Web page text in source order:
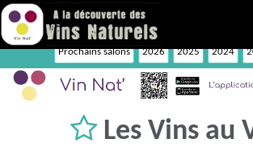
Prochains salons 2026 2025 2024
Les Vins au